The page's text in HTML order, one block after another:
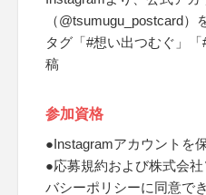
（@tsumugu_postcard）
タグ「#想い出つむぐ」
稿
参加資格
●Instagramアカウントを
●応募規約および株式会
バシーポリシーに同意で